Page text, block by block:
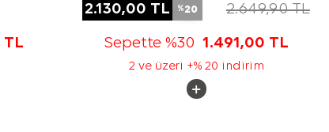
TL
2.130,00 TL %20 2.649,90TL
Sepette %30 1.491,00 TL
2 ve üzeri +% 20 indirim